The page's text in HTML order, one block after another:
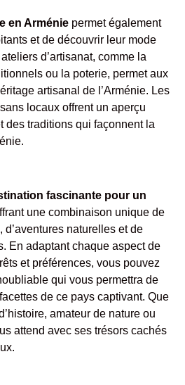
en Arménie permet également
et de découvrir leur mode
d’artisanat, comme la
ou la poterie, permet aux
artisanal de l’Arménie. Les
locaux offrent un aperçu
des traditions qui façonnent la
fascinante pour un
une combinaison unique de
naturelles et de
En adaptant chaque aspect de
et préférences, vous pouvez
qui vous permettra de
de ce pays captivant. Que
amateur de nature ou
attend avec ses trésors cachés